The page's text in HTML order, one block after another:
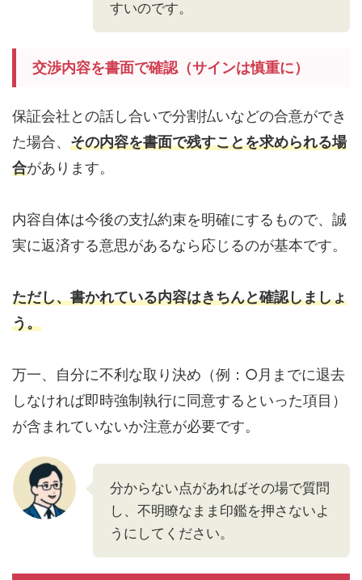
すいのです。
交渉内容を書面で確認（サインは慎重に）
保証会社との話し合いで分割払いなどの合意ができ
た場合、 その内容を書面で残すことを求められる場
合があります。
内容自体は今後の支払約束を明確にするもので、誠
実に返済する意思があるなら応じるのが基本です。
ただし、書かれている内容はきちんと確認しましょ
う。
万一、自分に不利な取り決め（例：○月までに退去
しなければ即時強制執行に同意するといった項目）
が含まれていないか注意が必要です。
分からない点があればその場で質問
し、不明瞭なまま印鑑を押さないよ
うにしてください。